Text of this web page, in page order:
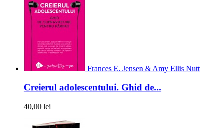
Frances E. Jensen & Amy Ellis Nutt
Creierul adolescentului. Ghid de...
40,00 lei